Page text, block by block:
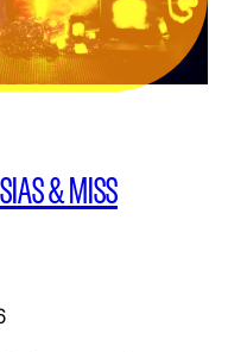
& MISS